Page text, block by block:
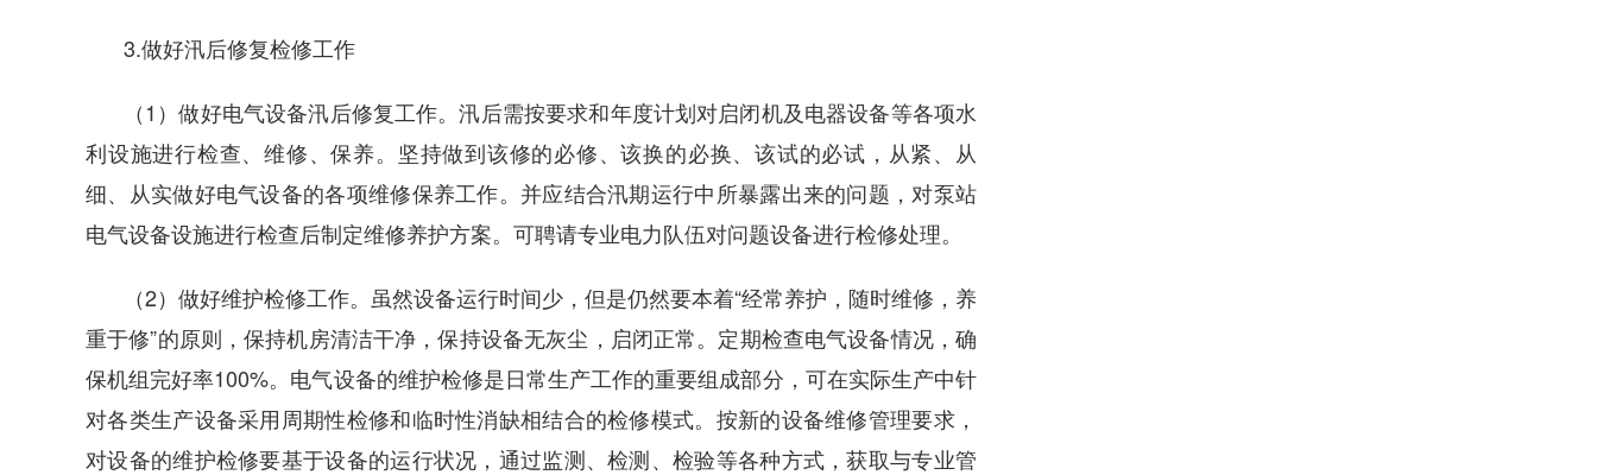
3.做好汛后修复检修工作
（1）做好电气设备汛后修复工作。汛后需按要求和年度计划对启闭机及电器设备等各项水
利设施进行检查、维修、保养。坚持做到该修的必修、该换的必换、该试的必试，从紧、从
细、从实做好电气设备的各项维修保养工作。并应结合汛期运行中所暴露出来的问题，对泵站
电气设备设施进行检查后制定维修养护方案。可聘请专业电力队伍对问题设备进行检修处理。
（2）做好维护检修工作。虽然设备运行时间少，但是仍然要本着“经常养护，随时维修，养
重于修”的原则，保持机房清洁干净，保持设备无灰尘，启闭正常。定期检查电气设备情况，确
保机组完好率100%。电气设备的维护检修是日常生产工作的重要组成部分，可在实际生产中针
对各类生产设备采用周期性检修和临时性消缺相结合的检修模式。按新的设备维修管理要求，
对设备的维护检修要基于设备的运行状况，通过监测、检测、检验等各种方式，获取与专业管